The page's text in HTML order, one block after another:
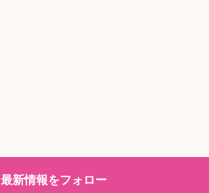
最新情報をフォロー